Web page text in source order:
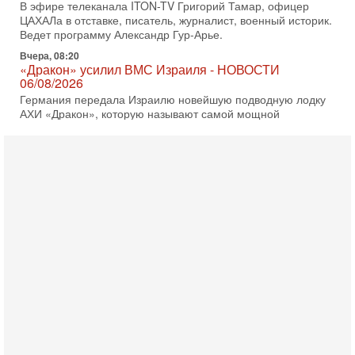
В эфире телеканала ITON-TV Григорий Тамар, офицер
ЦАХАЛа в отставке, писатель, журналист, военный историк.
Ведет программу Александр Гур-Арье.
Вчера, 08:20
«Дракон» усилил ВМС Израиля - НОВОСТИ
06/08/2026
Германия передала Израилю новейшую подводную лодку
АХИ «Дракон», которую называют самой мощной